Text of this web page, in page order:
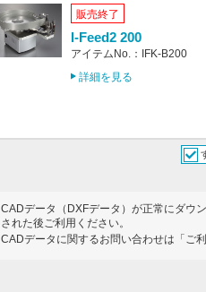
販売終了
I-Feed2 200
アイテムNo.：IFK-B200
詳細を見る
CADデータ（DXFデータ）が正常にダウ
された後ご利用ください。
CADデータに関するお問い合わせは「ご